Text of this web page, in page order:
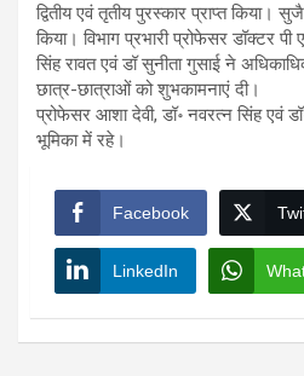
द्वितीय एवं तृतीय पुरस्कार प्राप्त किया।
किया। विभाग प्रभारी प्रोफेसर डॉक्टर पी
सिंह रावत एवं डॉ सुनीता गुसाई ने
छात्र-छात्राओं को शुभकामनाएं दी।
प्रोफेसर आशा देवी, डॉ॰ नवरत्न सिंह एवं
भूमिका में रहे।
Facebook
LinkedIn